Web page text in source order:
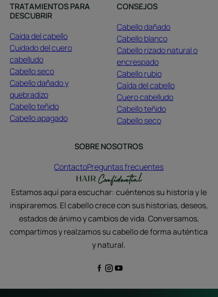
TRATAMIENTOS PARA
DESCUBRIR
Caída del cabello
Cuidado del cuero
cabelludo
Cabello seco
Cabello dañado y
quebradizo
Cabello teñido
Cabello apagado
CONSEJOS
Cabello dañado
Cabello blanco
Cabello rizado natural o
encrespado
Cabello rubio
Caída del cabello
Cuero cabelludo
Cabello teñido
Cabello seco
SOBRE NOSOTROS
ContactoPreguntas frecuentes
Estamos aquí para escuchar: cuéntenos su historia y le
inspiraremos. El cabello crece con sus historias, deseos,
estados de ánimo y cambios de vida. Conversamos,
compartimos y realzamos su cabello de forma auténtica
y natural.